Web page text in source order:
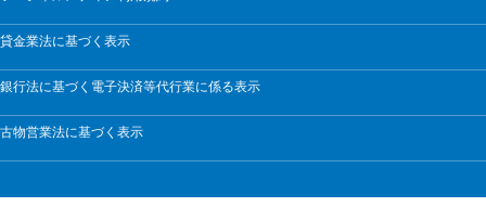
貸金業法に基づく表示
銀行法に基づく電子決済等代行業に係る表示
古物営業法に基づく表示